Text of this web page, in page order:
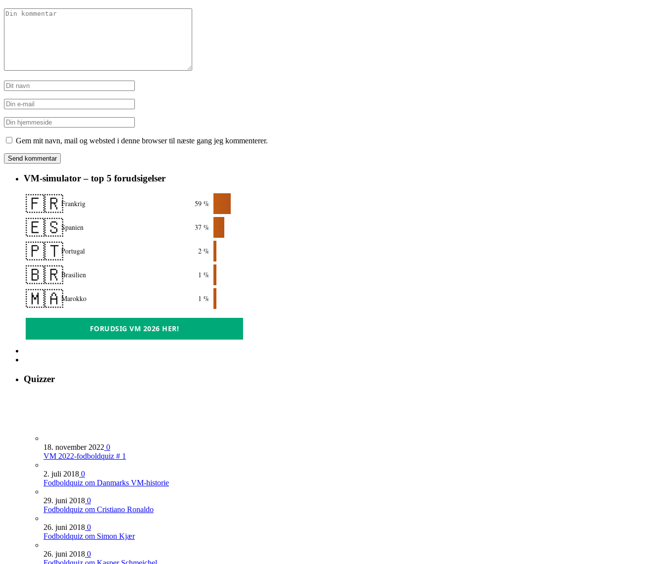
Gem mit navn, mail og websted i denne browser til næste gang jeg kommenterer.
VM-simulator – top 5 forudsigelser
🇫🇷Frankrig 59 %
🇪🇸Spanien 37 %
🇵🇹Portugal 2 %
🇧🇷Brasilien 1 %
🇲🇦Marokko 1 %
FORUDSIG VM 2026 HER!
Quizzer
18. november 2022 0
VM 2022-fodboldquiz # 1
2. juli 2018 0
Fodboldquiz om Danmarks VM-historie
29. juni 2018 0
Fodboldquiz om Cristiano Ronaldo
26. juni 2018 0
Fodboldquiz om Simon Kjær
26. juni 2018 0